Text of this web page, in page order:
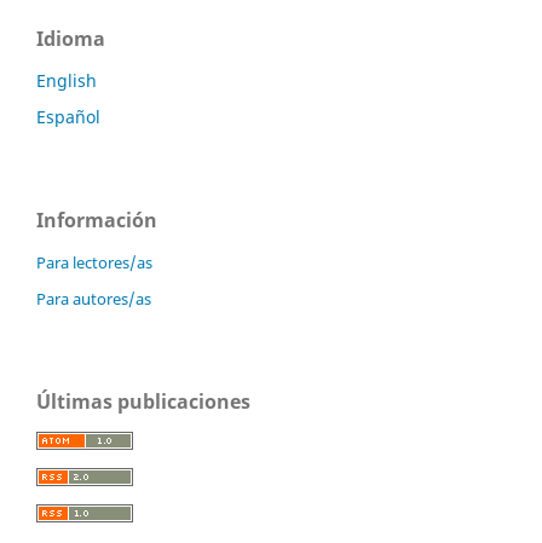
Idioma
English
Español
Información
Para lectores/as
Para autores/as
Últimas publicaciones